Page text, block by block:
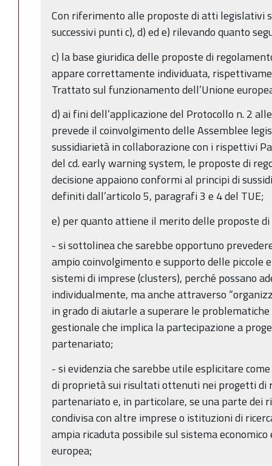
Con riferimento alle proposte di atti legislativi
successivi punti c), d) ed e) rilevando quanto
c) la base giuridica delle proposte di
appare correttamente individuata,
Trattato sul funzionamento dell’Unione
d) ai fini dell’applicazione del Protocollo n. 2
prevede il coinvolgimento delle Assemblee
sussidiarietà in collaborazione con i rispettivi
del cd. early warning system, le proposte di
decisione appaiono conformi al principi di
definiti dall’articolo 5, paragrafi 3 e 4 del TUE;
e) per quanto attiene il merito delle proposte
- si sottolinea che sarebbe opportuno
ampio coinvolgimento e supporto delle piccole
sistemi di imprese (clusters), perché possano
individualmente, ma anche attraverso
in grado di aiutarle a superare le
gestionale che implica la partecipazione a
partenariato;
- si evidenzia che sarebbe utile esplicitare
di proprietà sui risultati ottenuti nei progetti di
partenariato e, in particolare, se una parte dei
condivisa con altre imprese o istituzioni di
ampia ricaduta possibile sul sistema
europea;